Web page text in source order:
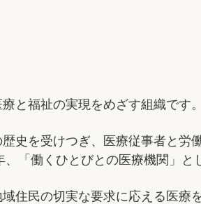
と福祉の実現をめざす組織です。
史を受けつぎ、医療従事者と労
「働くひとびとの医療機関」と
住民の切実な要求に応える医療